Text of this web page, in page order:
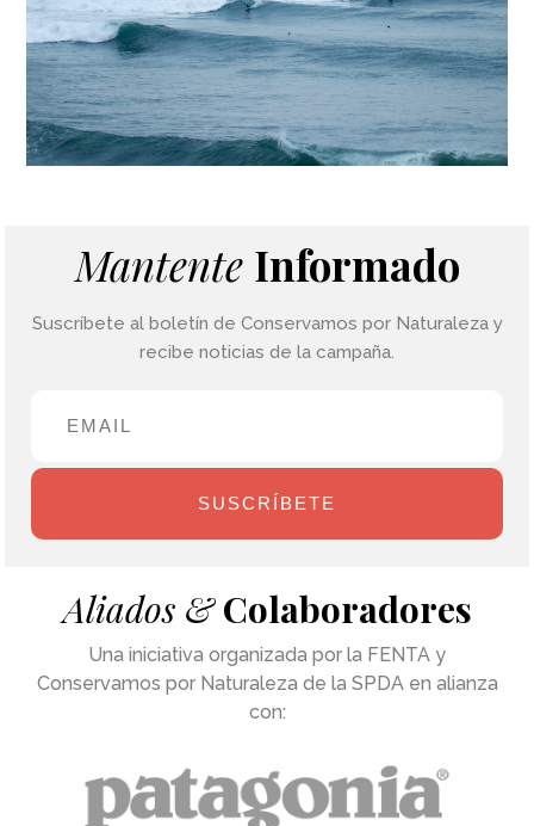
Mantente Informado
Suscríbete al boletín de Conservamos por Naturaleza y
recibe noticias de la campaña.
SUSCRÍBETE
Aliados & Colaboradores
Una iniciativa organizada por la FENTA y
Conservamos por Naturaleza de la SPDA en alianza
con: